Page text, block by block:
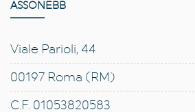
ASSONEBB
Viale Parioli, 44
00197 Roma (RM)
C.F. 01053820583